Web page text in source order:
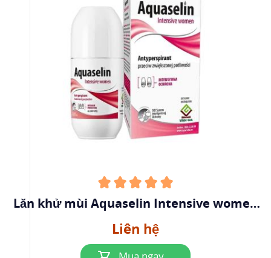
Lăn khử mùi Aquaselin Intensive women
Liên hệ